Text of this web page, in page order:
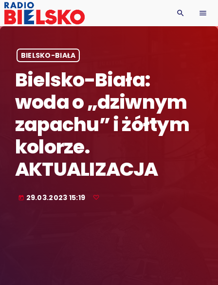
search menu
BIELSKO-BIAŁA
Bielsko-Biała:
woda o „dziwnym
zapachu” i żółtym
kolorze.
AKTUALIZACJA
today 29.03.2023 15:19